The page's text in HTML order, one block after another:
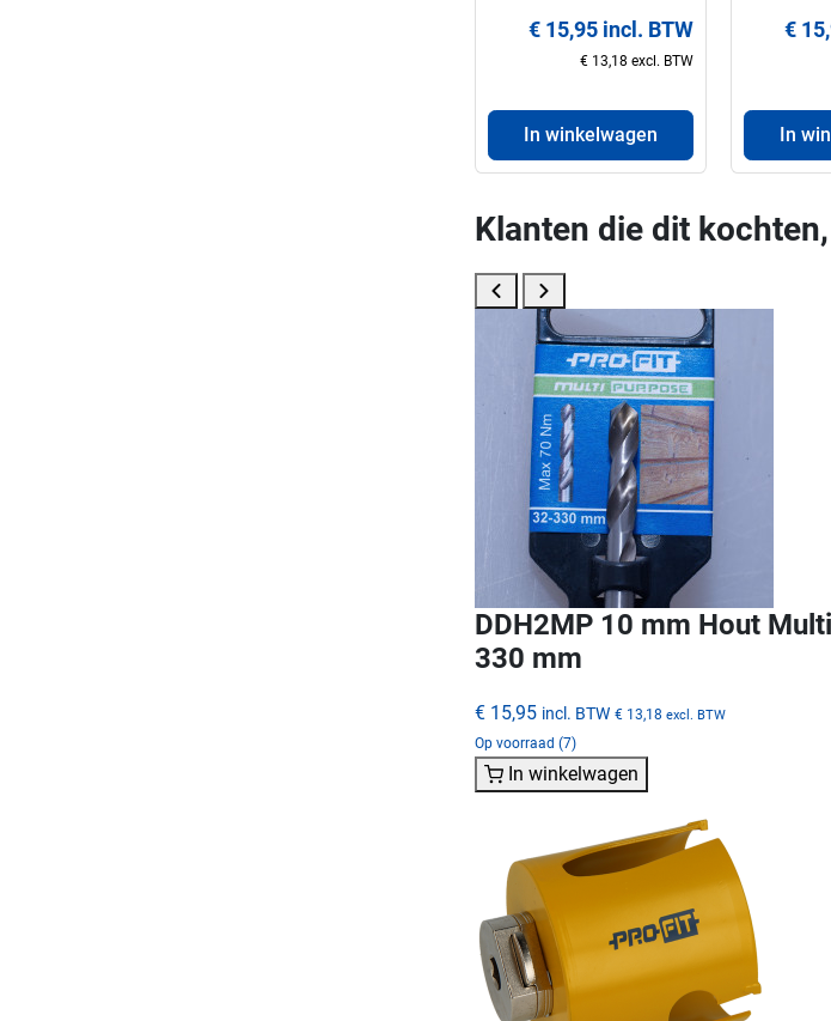
voor gatzagen 32-
€ 15,95 incl. BTW
€ 13,18 excl. BTW
In winkelwagen
voor
€
In
Klanten die dit
DDH2MP 10 mm Hout
330 mm
€ 15,95 incl. BTW € 13,18 excl. BTW
Op voorraad (7)
In winkelwagen